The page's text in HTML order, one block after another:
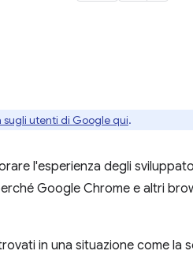
sugli utenti di Google qui.
l'esperienza degli
Google Chrome e altri
in una situazione come la